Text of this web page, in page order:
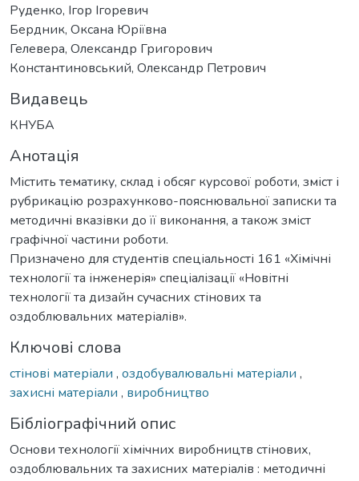
Руденко, Ігор Ігоревич
Бердник, Оксана Юріївна
Гелевера, Олександр Григорович
Константиновський, Олександр Петрович
Видавець
КНУБА
Анотація
Містить тематику, склад і обсяг курсової роботи, зміст і
рубрикацію розрахунково-пояснювальної записки та
методичні вказівки до її виконання, а також зміст
графічної частини роботи.
Призначено для студентів спеціальності 161 «Хімічні
технології та інженерія» спеціалізації «Новітні
технології та дизайн сучасних стінових та
оздоблювальних матеріалів».
Ключові слова
стінові матеріали , оздобувалювальні матеріали ,
захисні матеріали , виробництво
Бібліографічний опис
Основи технології хімічних виробництв стінових,
оздоблювальних та захисних матеріалів : методичні